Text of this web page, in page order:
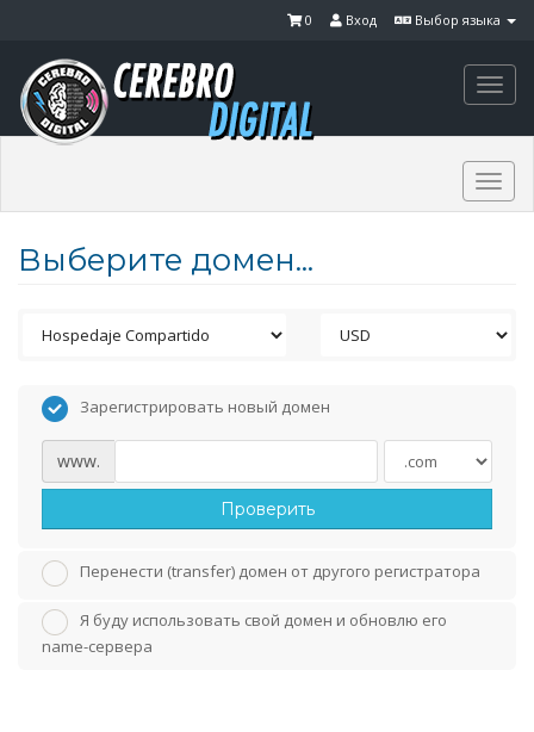
Выбор языка
Вход
0
Выберите домен...
Зарегистрировать новый домен
www.
Проверить
Перенести (transfer) домен от другого регистратора
Я буду использовать свой домен и обновлю его
name-сервера